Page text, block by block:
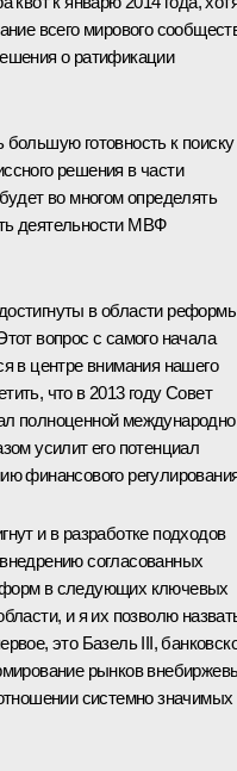
всего мирового
о ратификации
готовность к поиску
решения в части
во многом определять
деятельности МВФ
в области
вопрос с самого начала
в центре внимания нашего
что в 2013 году Совет
полноценной
усилит его потенциал
финансового
и в разработке подходов
согласованных
в следующих ключевых
и я их позволю
это Базель III,
рынков
системно значимых